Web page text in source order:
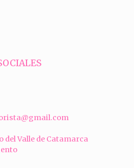
del Valle de Catamarca